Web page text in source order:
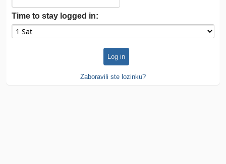
Time to stay logged in:
Zaboravili ste lozinku?